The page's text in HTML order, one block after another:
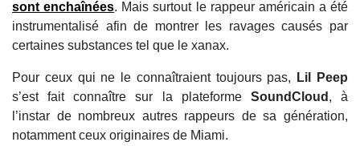
sont enchaînées. Mais surtout le rappeur américain a été
instrumentalisé afin de montrer les ravages causés par
certaines substances tel que le xanax.
Pour ceux qui ne le connaîtraient toujours pas,
Lil Peep
s’est fait connaître sur la plateforme SoundCloud , à
l’instar de nombreux autres rappeurs de sa génération,
notamment ceux originaires de Miami.